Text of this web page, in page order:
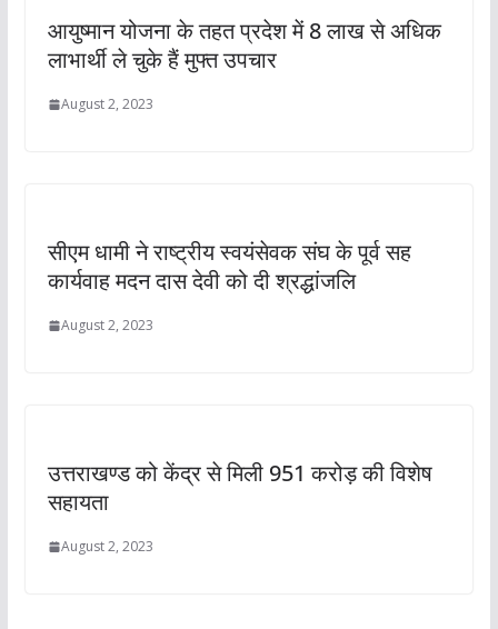
आयुष्मान योजना के तहत प्रदेश में 8 लाख से अधिक
लाभार्थी ले चुके हैं मुफ्त उपचार
August 2, 2023
सीएम धामी ने राष्ट्रीय स्वयंसेवक संघ के पूर्व सह
कार्यवाह मदन दास देवी को दी श्रद्धांजलि
August 2, 2023
उत्तराखण्ड को केंद्र से मिली 951 करोड़ की विशेष
सहायता
August 2, 2023